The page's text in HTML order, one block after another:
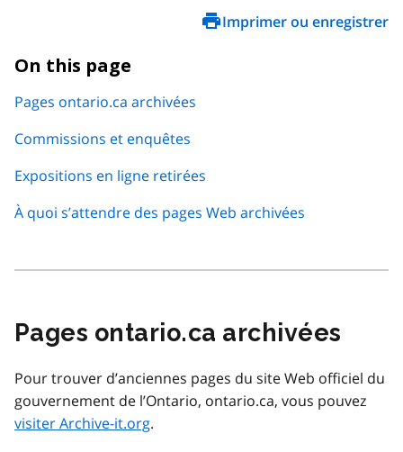
Imprimer ou enregistrer
On this page
Pages ontario.ca archivées
Commissions et enquêtes
Expositions en ligne retirées
À quoi s’attendre des pages Web archivées
Pages ontario.ca archivées
Pour trouver d’anciennes pages du site Web officiel du
gouvernement de l’Ontario, ontario.ca, vous pouvez
visiter Archive-it.org.